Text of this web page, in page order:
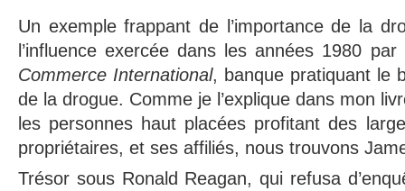
Un exemple frappant de l’importance de la
l’influence exercée dans les années 1980
Commerce International, banque pratiquant le
de la drogue. Comme je l’explique dans mon
les personnes haut placées profitant des
propriétaires, et ses affiliés, nous trouvons
Trésor sous Ronald Reagan, qui refusa